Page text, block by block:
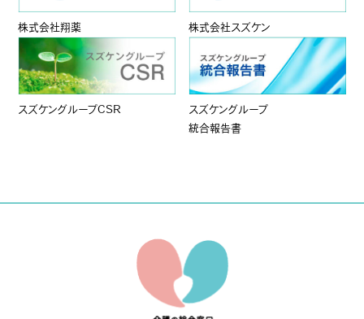
株式会社翔薬 株式会社スズケン
スズケングループCSR
スズケングループ
統合報告書